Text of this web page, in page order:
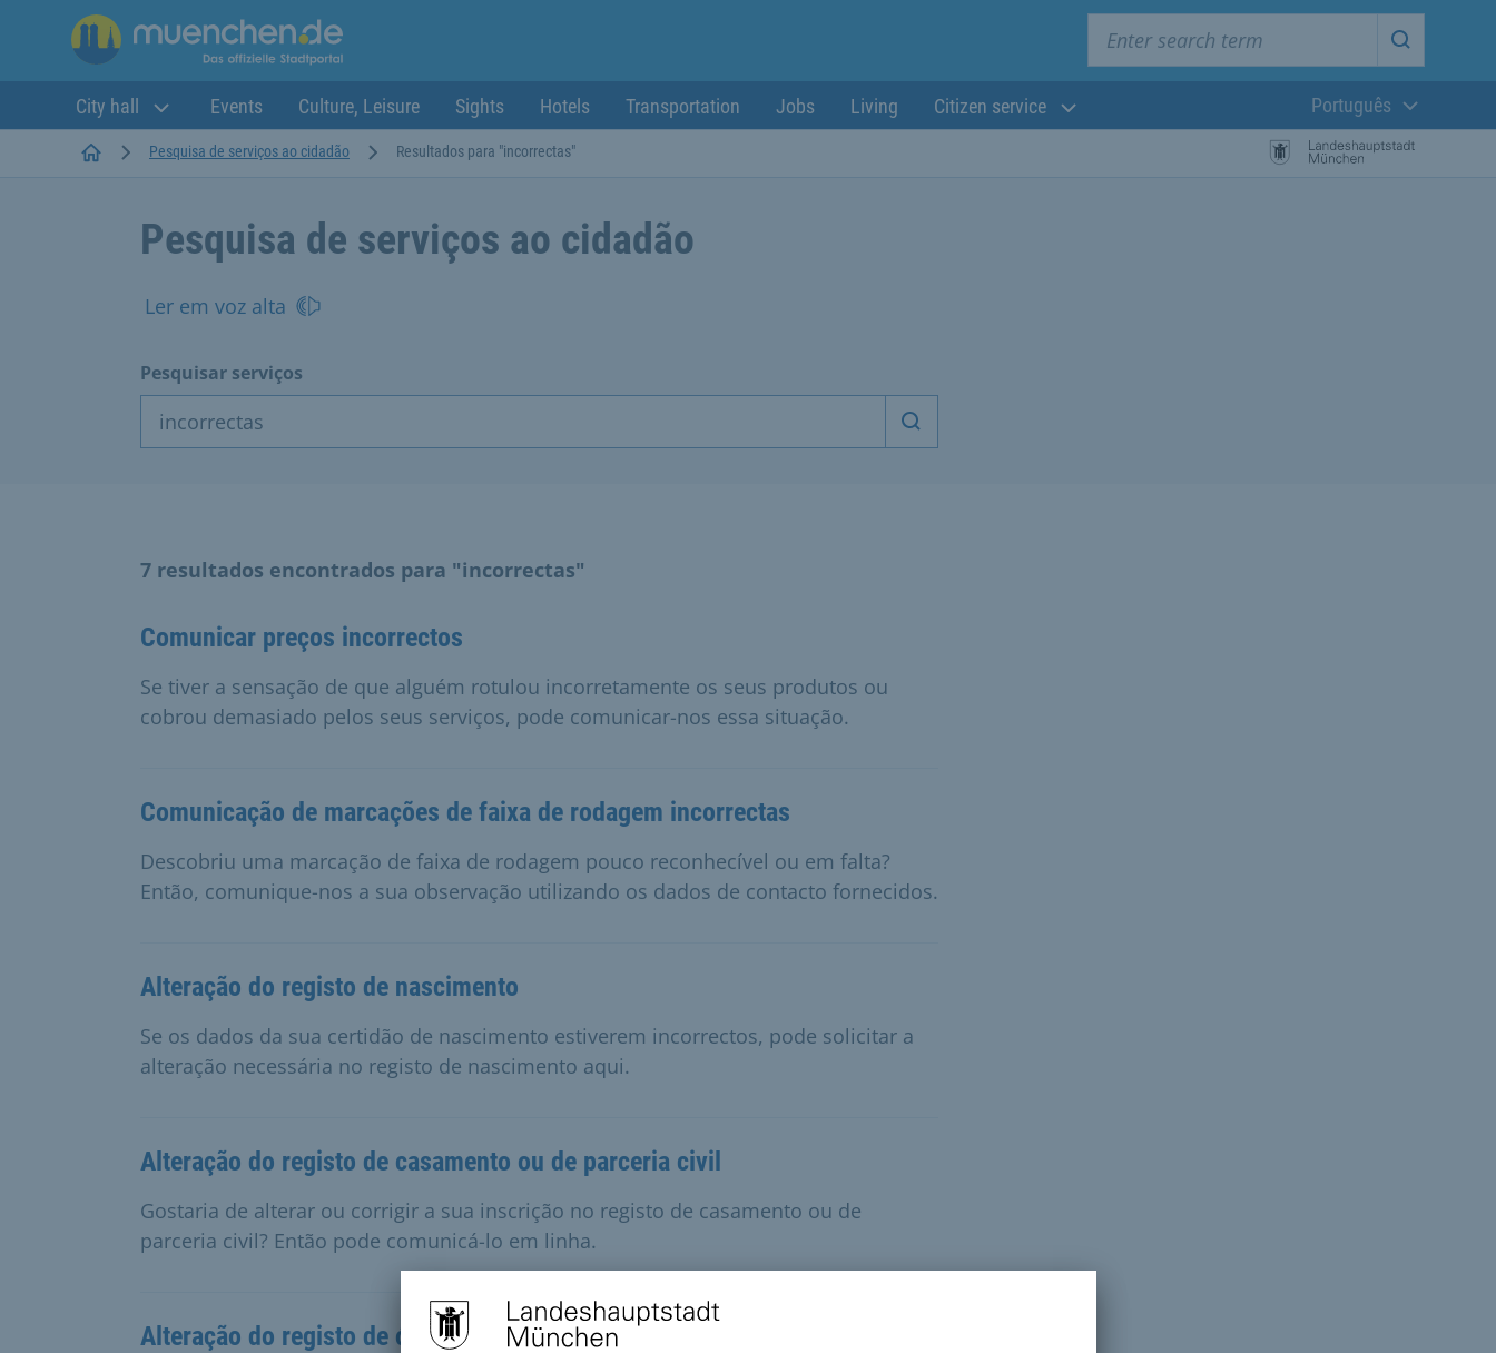
Start
City hall Events Culture, Leisure Sights Hotels Transportation Jobs Living Citizen service
Língua atual:
Português
StartseitePesquisa de serviços ao cidadão Resultados para "incorrectas"
Pesquisa de serviços ao cidadão
Ler em voz alta
Pesquisar serviços
Iniciar pesquisa
7 resultados encontrados para "incorrectas"
Comunicar preços incorrectos
Se tiver a sensação de que alguém rotulou incorretamente os seus produtos ou
cobrou demasiado pelos seus serviços, pode comunicar-nos essa situação.
Comunicação de marcações de faixa de rodagem incorrectas
Descobriu uma marcação de faixa de rodagem pouco reconhecível ou em falta?
Então, comunique-nos a sua observação utilizando os dados de contacto fornecidos.
Alteração do registo de nascimento
Se os dados da sua certidão de nascimento estiverem incorrectos, pode solicitar a
alteração necessária no registo de nascimento aqui.
Alteração do registo de casamento ou de parceria civil
Gostaria de alterar ou corrigir a sua inscrição no registo de casamento ou de
parceria civil? Então pode comunicá-lo em linha.
Alteração do registo de óbitos